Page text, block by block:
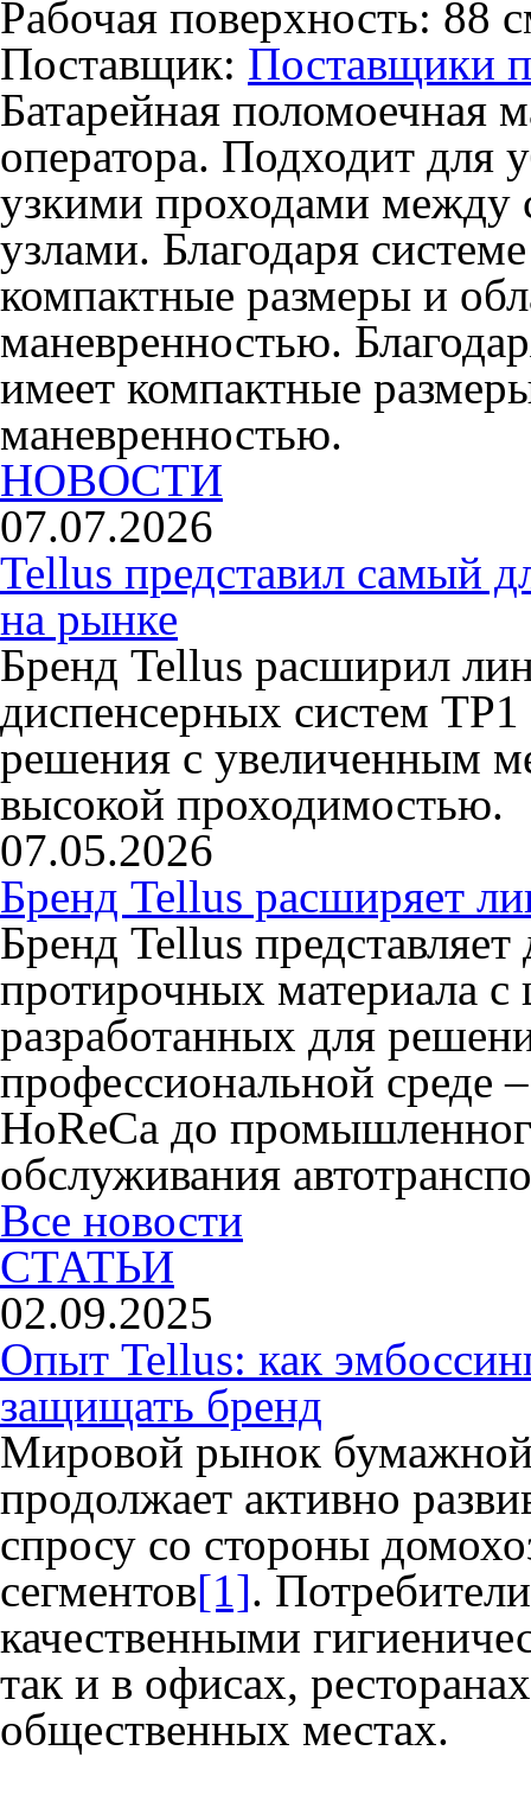
Рабочая поверхность: 88
Поставщик: Поставщики
Батарейная поломоечная
оператора. Подходит для
узкими проходами между
узлами. Благодаря
компактные размеры и
маневренностью.
имеет компактные
маневренностью.
НОВОСТИ
07.07.2026
Tellus представил самый
на рынке
Бренд Tellus расширил
диспенсерных систем
решения с увеличенным
высокой проходимостью.
07.05.2026
Бренд Tellus расширяет
Бренд Tellus
протирочных материала
разработанных для
профессиональной среде
HoReCa до
обслуживания
Все новости
СТАТЬИ
02.09.2025
Опыт Tellus: как
защищать бренд
Мировой рынок бумажной
продолжает активно
спросу со стороны
сегментов[1].
качественными
так и в офисах,
общественных местах.